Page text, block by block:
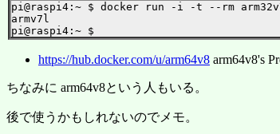
pi@raspi4:~ $ docker run -i -t --rm
armv7l
https://hub.docker.com/u/arm64v8 arm64v8's
ちなみに arm64v8という人もいる。
後で使うかもしれないのでメモ。